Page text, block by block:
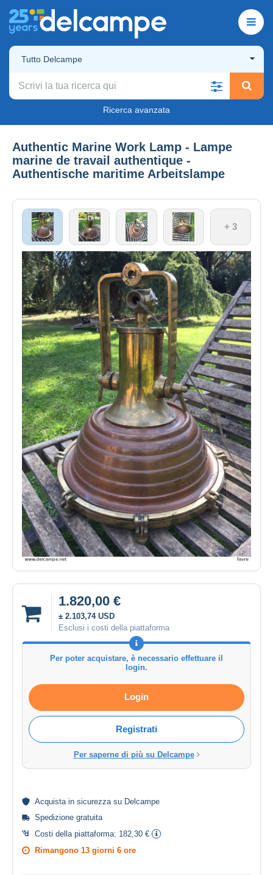
Tutto Delcampe
Ricerca avanzata
Authentic Marine Work Lamp - Lampe
marine de travail authentique -
Authentische maritime Arbeitslampe
+ 3
1.820,00 €
± 2.103,74 USD
Esclusi i costi della piattaforma
Per poter acquistare, è necessario effettuare il
login.
Login
Registrati
Per saperne di più su Delcampe
Acquista in sicurezzasu Delcampe
Spedizione gratuita
Costi della piattaforma: 182,30 €
Rimangono 13 giorni 6 ore